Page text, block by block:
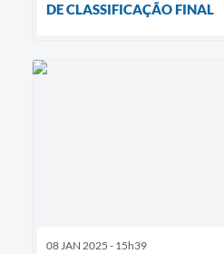
DE CLASSIFICAÇÃO FINAL
08 JAN 2025 - 15h39